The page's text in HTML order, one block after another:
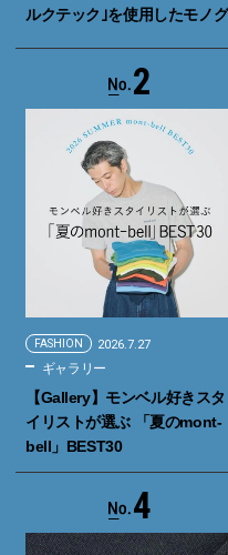
ルクテック｣を使用したモノ
2
FASHION 2026.7.27
ギャラリー
【Gallery】モンベル好きスタ
イリストが選ぶ 「夏のmont-
bell」BEST30
4